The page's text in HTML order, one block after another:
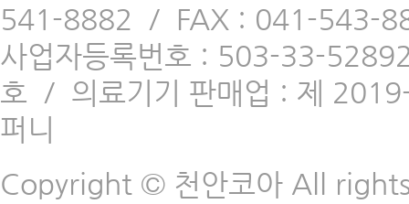
541-8882 / FAX : 041-543-
사업자등록번호 : 503-33-
호 / 의료기기 판매업 : 제
퍼니
Copyright © 천안코아 All